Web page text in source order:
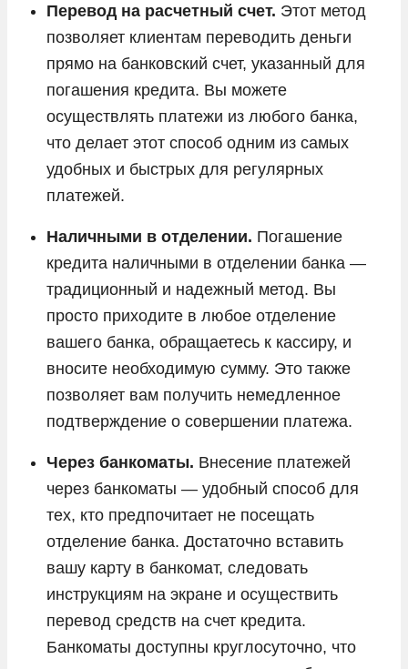
Перевод на расчетный счет. Этот метод
позволяет клиентам переводить деньги
прямо на банковский счет, указанный для
погашения кредита. Вы можете
осуществлять платежи из любого банка,
что делает этот способ одним из самых
удобных и быстрых для регулярных
платежей.
Наличными в отделении. Погашение
кредита наличными в отделении банка —
традиционный и надежный метод. Вы
просто приходите в любое отделение
вашего банка, обращаетесь к кассиру, и
вносите необходимую сумму. Это также
позволяет вам получить немедленное
подтверждение о совершении платежа.
Через банкоматы. Внесение платежей
через банкоматы — удобный способ для
тех, кто предпочитает не посещать
отделение банка. Достаточно вставить
вашу карту в банкомат, следовать
инструкциям на экране и осуществить
перевод средств на счет кредита.
Банкоматы доступны круглосуточно, что